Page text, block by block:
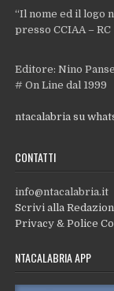
“Il nome ed il logo
presso CCIAA – RC
Editore: Nino
# On Line dal 1999
ntacalabria su
CONTATTI
info@ntacalabria.it
Scrivi alla
Privacy & Police
NTACALABRIA APP